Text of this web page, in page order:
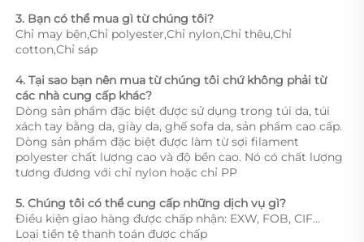
3. Bạn có thể mua gì từ chúng tôi?
Chỉ may bện,Chỉ polyester,Chỉ nylon,Chỉ thêu,Chỉ
cotton,Chỉ sáp
4. Tại sao bạn nên mua từ chúng tôi chứ không phải từ
các nhà cung cấp khác?
Dòng sản phẩm đặc biệt được sử dụng trong túi da, túi
xách tay bằng da, giày da, ghế sofa da, sản phẩm cao cấp.
Dòng sản phẩm đặc biệt được làm từ sợi filament
polyester chất lượng cao và độ bền cao. Nó có chất lượng
tương đương với chỉ nylon hoặc chỉ PP
5. Chúng tôi có thể cung cấp những dịch vụ gì?
Điều kiện giao hàng được chấp nhận: EXW, FOB, CIF...
Loại tiền tệ thanh toán được chấp